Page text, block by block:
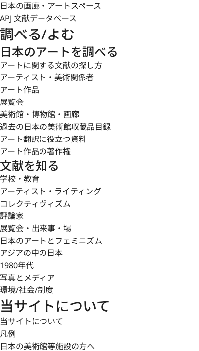
日本の画廊・アートスペース
APJ 文献データベース
調べる/よむ
日本のアートを調べる
アートに関する文献の探し方
アーティスト・美術関係者
アート作品
展覧会
美術館・博物館・画廊
過去の日本の美術館収蔵品目録
アート翻訳に役立つ資料
アート作品の著作権
文献を知る
学校・教育
アーティスト・ライティング
コレクティヴィズム
評論家
展覧会・出来事・場
日本のアートとフェミニズム
アジアの中の日本
1980年代
写真とメディア
環境/社会/制度
当サイトについて
当サイトについて
凡例
日本の美術館等施設の方へ